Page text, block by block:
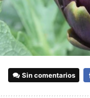
Sin comentarios